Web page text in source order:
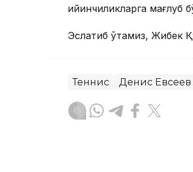
қийинчиликларга мағлуб
Эслатиб ўтамиз, Жибек
Теннис Денис Евсеев